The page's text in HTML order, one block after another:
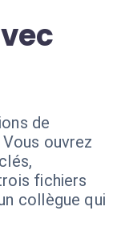
de
ouvrez
fichiers
collègue qui